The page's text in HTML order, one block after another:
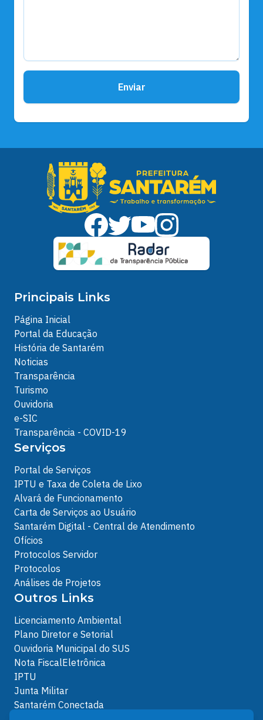
Enviar
Principais Links
Página Inicial
Portal da Educação
História de Santarém
Noticias
Transparência
Turismo
Ouvidoria
e-SIC
Transparência - COVID-19
Serviços
Portal de Serviços
IPTU e Taxa de Coleta de Lixo
Alvará de Funcionamento
Carta de Serviços ao Usuário
Santarém Digital - Central de Atendimento
Ofícios
Protocolos Servidor
Protocolos
Análises de Projetos
Outros Links
Licenciamento Ambiental
Plano Diretor e Setorial
Ouvidoria Municipal do SUS
Nota FiscalEletrônica
IPTU
Junta Militar
Santarém Conectada